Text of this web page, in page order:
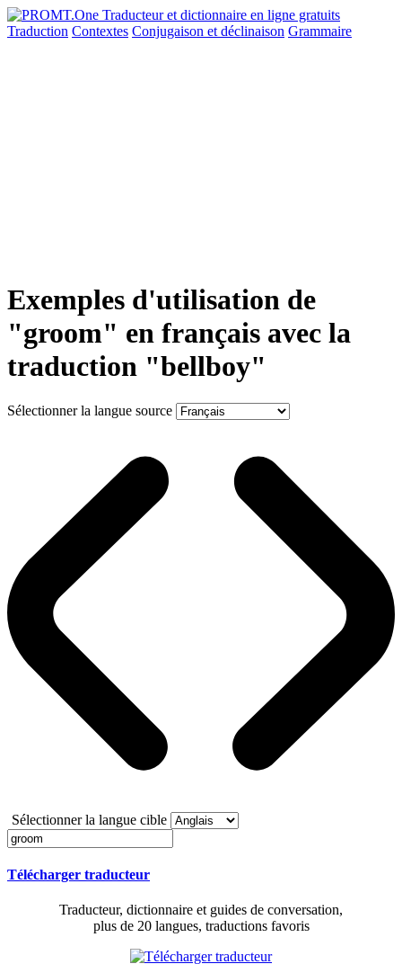
Traduction Contextes Conjugaison et déclinaison Grammaire
Exemples d'utilisation de
"groom" en français avec la
traduction "bellboy"
Sélectionner la langue source
Sélectionner la langue cible
Télécharger traducteur
Traducteur, dictionnaire et guides de conversation,
plus de 20 langues, traductions favoris